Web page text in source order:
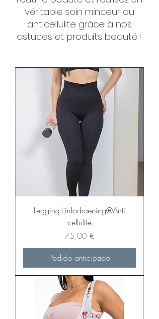
véritable soin minceur ou
anticellulite grâce à nos
astuces et produits beauté !
Legging Linfodraening®Anti
cellulite
Precio
75,00 €
Pedido anticipado